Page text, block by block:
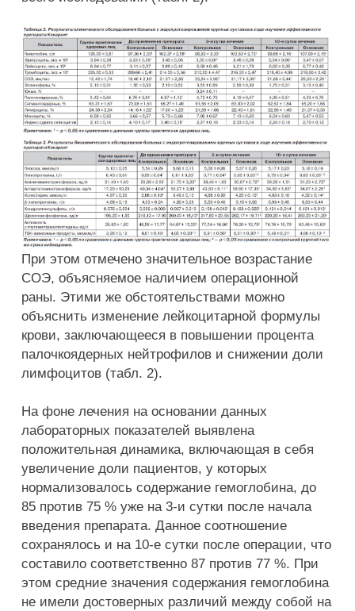
При этом отмечено значительное возрастание
СОЭ, объясняемое наличием операционной
раны. Этими же обстоятельствами можно
объяснить изменение лейкоцитарной формулы
крови, заключающееся в повышении процента
палочкоядерных нейтрофилов и снижении доли
лимфоцитов (табл. 2).
На фоне лечения на основании данных
лабораторных показателей выявлена
положительная динамика, включающая в себя
увеличение доли пациентов, у которых
нормализовалось содержание гемоглобина, до
85 против 75 % уже на 3-и сутки после начала
введения препарата. Данное соотношение
сохранялось и на 10-е сутки после операции, что
составило соответственно 87 против 77 %. При
этом средние значения содержания гемоглобина
не имели достоверных различий между собой на